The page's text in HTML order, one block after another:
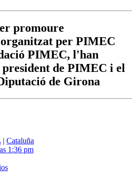
promoure
per PIMEC
PIMEC, l'han
de PIMEC i el
de Girona
| Cataluña
1:36 pm